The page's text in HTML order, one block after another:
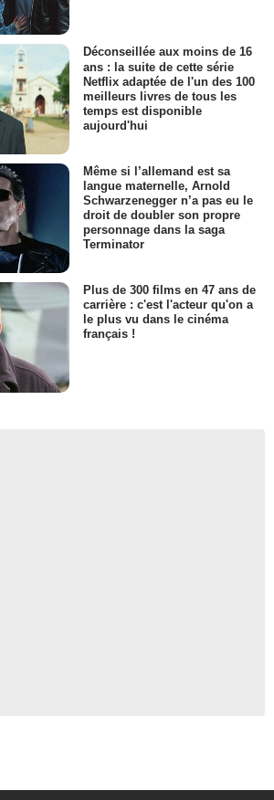
Déconseillée aux moins de 16
ans : la suite de cette série
Netflix adaptée de l'un des 100
meilleurs livres de tous les
temps est disponible
aujourd'hui
Même si l’allemand est sa
langue maternelle, Arnold
Schwarzenegger n’a pas eu le
droit de doubler son propre
personnage dans la saga
Terminator
Plus de 300 films en 47 ans de
carrière : c'est l'acteur qu'on a
le plus vu dans le cinéma
français !